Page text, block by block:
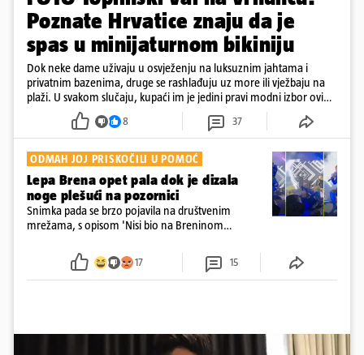
Poznate Hrvatice znaju da je
spas u minijaturnom bikiniju
Dok neke dame uživaju u osvježenju na luksuznim jahtama i
privatnim bazenima, druge se rashlađuju uz more ili vježbaju na
plaži. U svakom slučaju, kupaći im je jedini pravi modni izbor ovih
8 37
ODMAH JOJ PRISKOČILI U POMOĆ
Lepa Brena opet pala dok je dizala
noge plešući na pozornici
Snimka pada se brzo pojavila na društvenim
mrežama, s opisom 'Nisi bio na Breninom
Srećom, pjevačica se nije ozlijedila nego je s
osmijehom nastavila pjevati
17 15